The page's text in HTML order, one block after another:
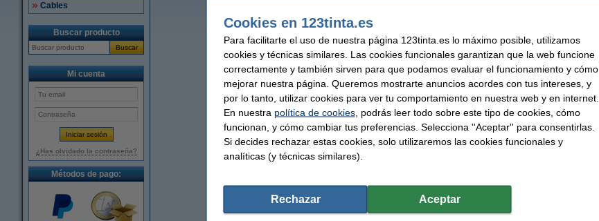
Cables
Buscar producto
Buscar
Mi cuenta
¿Has olvidado la contraseña?
Métodos de pago:
Cookies en 123tinta.es
Para facilitarte el uso de nuestra página 123tinta.es lo máximo posible, utilizamos
cookies y técnicas similares. Las cookies funcionales garantizan que la web funcione
correctamente y también sirven para que podamos evaluar el funcionamiento y cómo
mejorar nuestra página. Queremos mostrarte anuncios acordes con tus intereses, y
por lo tanto, utilizar cookies para ver tu comportamiento en nuestra web y en internet.
En nuestra política de cookies, podrás leer todo sobre este tipo de cookies, cómo
funcionan, y cómo cambiar tus preferencias. Selecciona ''Aceptar'' para consentirlas.
Si decides rechazar estas cookies, solo utilizaremos las cookies funcionales y
analíticas (y técnicas similares).
Rechazar Aceptar